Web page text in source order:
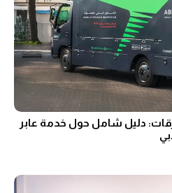
دليل شامل حول خدمة عابر